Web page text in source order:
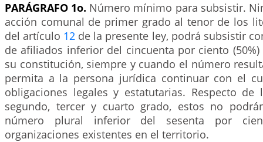
PARÁGRAFO 1o. Número mínimo para subsistir.
acción comunal de primer grado al tenor de los
del artículo 12 de la presente ley, podrá subsistir
de afiliados inferior del cincuenta por ciento
su constitución, siempre y cuando el número
permita a la persona jurídica continuar con el
obligaciones legales y estatutarias. Respecto de
segundo, tercer y cuarto grado, estos no
número plural inferior del sesenta por
organizaciones existentes en el territorio.